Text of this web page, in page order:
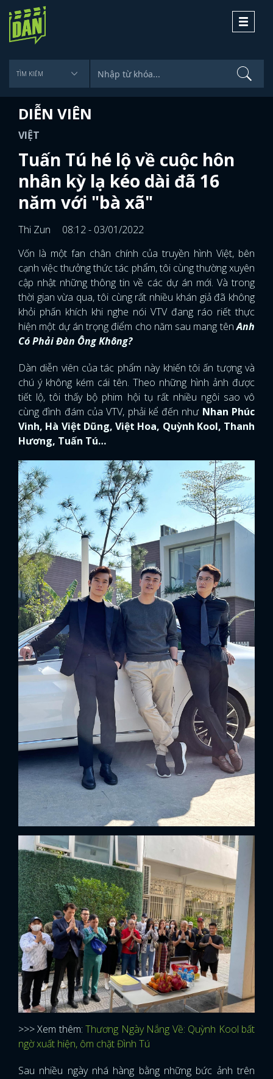
Toggle
DIỄN VIÊN
VIỆT
Tuấn Tú hé lộ về cuộc hôn
nhân kỳ lạ kéo dài đã 16
năm với "bà xã"
Thi Zun
08:12 - 03/01/2022
Vốn là một fan chân chính của truyền hình Việt, bên
cạnh việc thưởng thức tác phẩm, tôi cùng thường xuyên
cập nhật những thông tin về các dự án mới. Và trong
thời gian vừa qua, tôi cùng rất nhiều khán giả đã không
khỏi phấn khích khi nghe nói VTV đang ráo riết thực
hiện một dự án trọng điểm cho năm sau mang tênAnh
Có Phải Đàn Ông Không?
Dàn diễn viên của tác phẩm này khiến tôi ấn tượng và
chú ý không kém cái tên. Theo những hình ảnh được
tiết lộ, tôi thấy bộ phim hội tụ rất nhiều ngôi sao vô
cùng đình đám của VTV, phải kể đến như Nhan Phúc
Vinh, Hà Việt Dũng, Việt Hoa, Quỳnh Kool, Thanh
Hương, Tuấn Tú…
>>> Xem thêm:Thương Ngày Nắng Về: Quỳnh Kool bất
ngờ xuất hiện, ôm chặt Đình Tú
Sau nhiều ngày nhá hàng bằng những bức ảnh trên